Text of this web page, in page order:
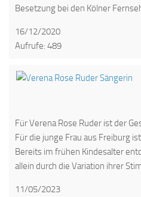
Besetzung bei den Kölner
16/12/2020
Aufrufe: 489
Für Verena Rose Ruder ist der
Für die junge Frau aus Freiburg
Bereits im frühen Kindesalter
allein durch die Variation ihrer
11/05/2023